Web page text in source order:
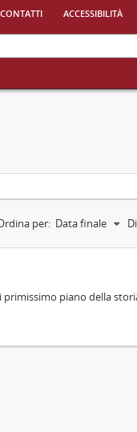
accessibilità
per: Data finale
piano della